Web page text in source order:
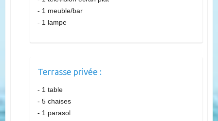
- 1 table basse
- 1 télévision écran plat
- 1 lampe
Terrasse privée :
- 1 table